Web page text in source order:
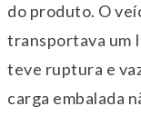
do produto. O
transportava um
teve ruptura e
carga embalada